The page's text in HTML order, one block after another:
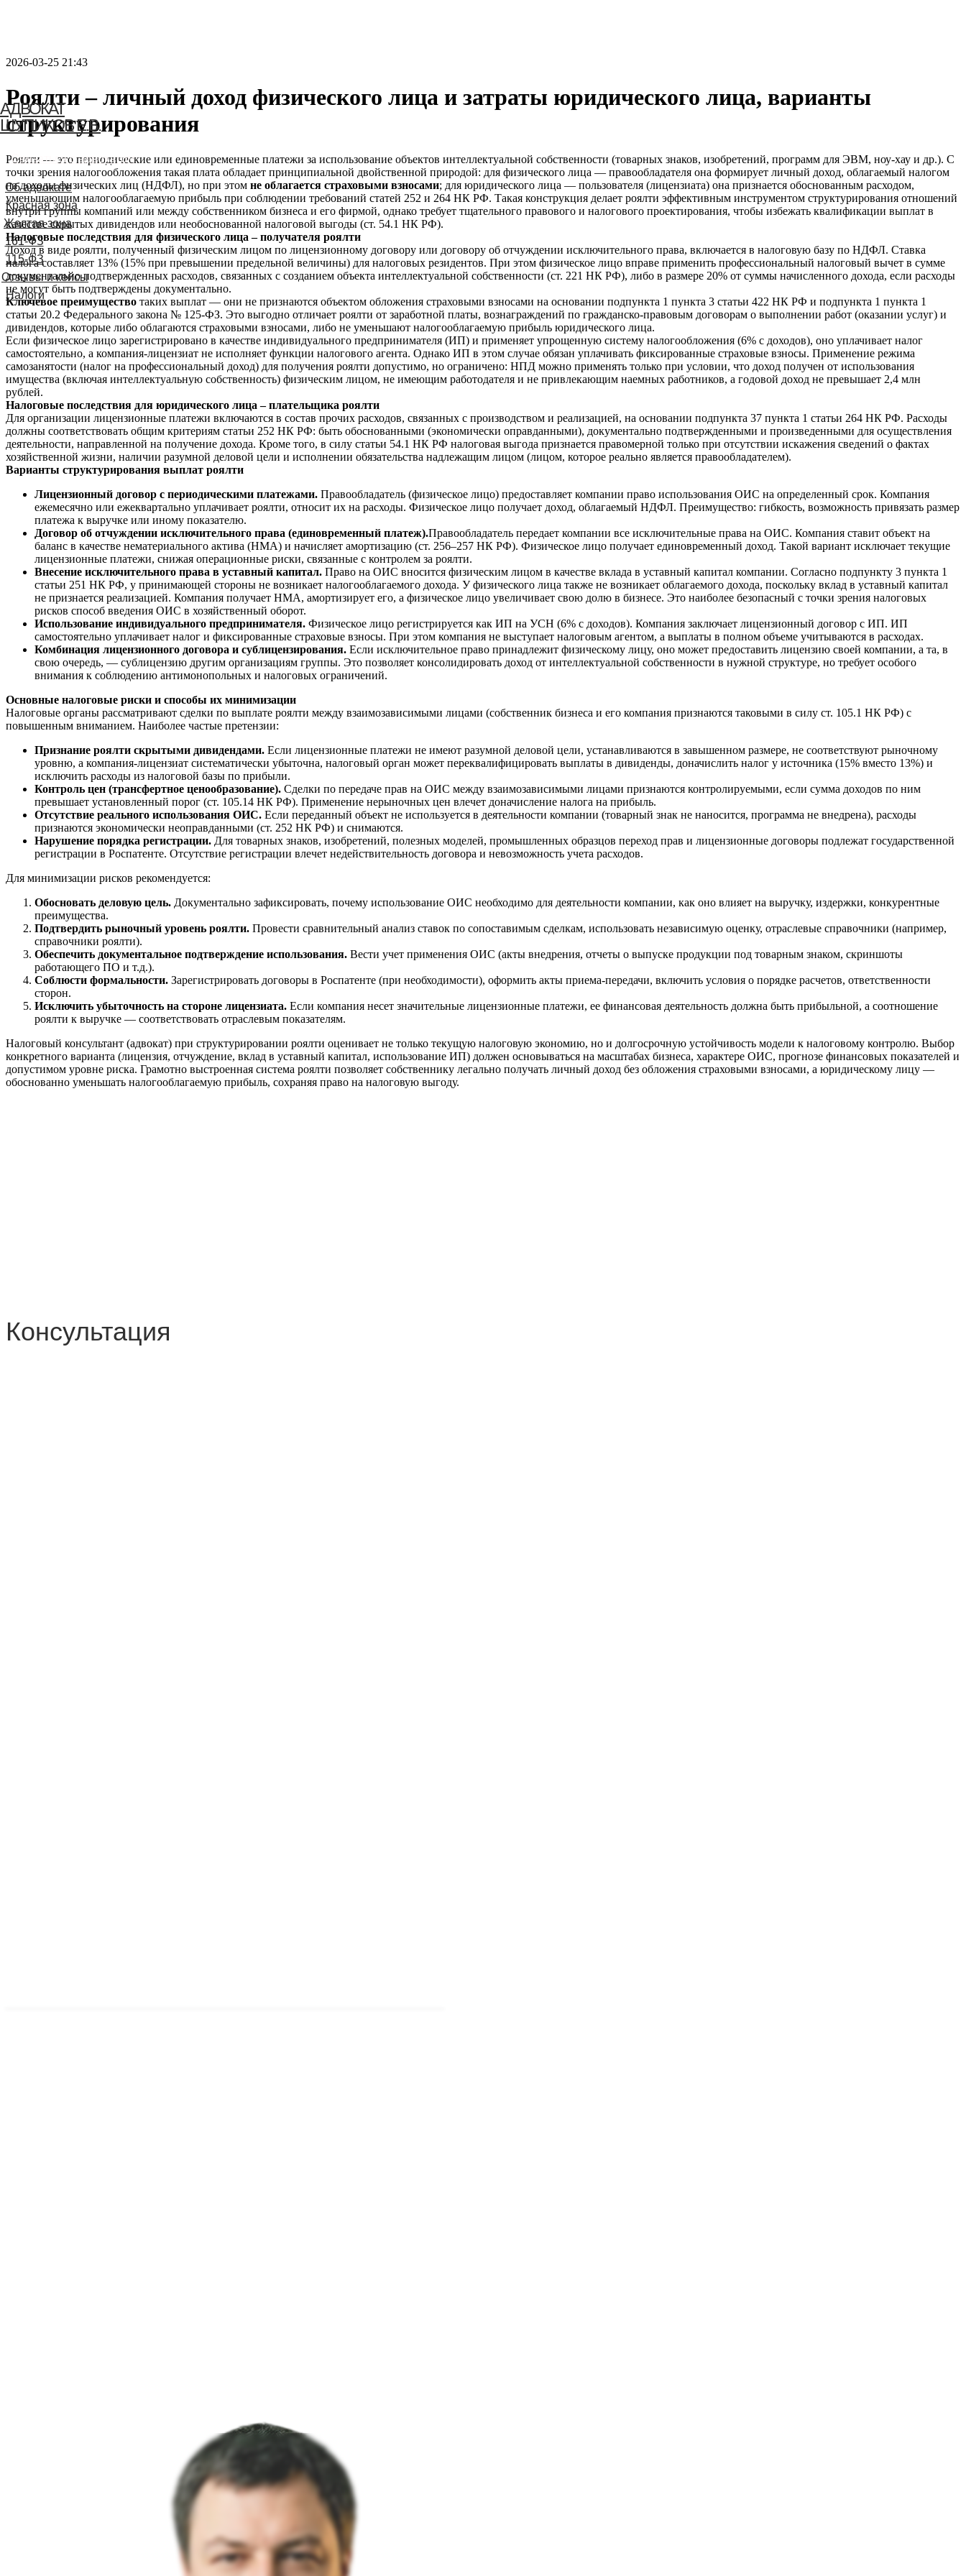
АДВОКАТ
ШУПИКОВ Е.В.
Связаться с адвокатом
Об адвокате
Красная зона
Желтая зона
161-ФЗ
115-ФЗ
Отзывы и кейсы
Налоги
2026-03-25 21:43
Роялти – личный доход физического лица и затраты юридического лица, варианты
структурирования
Роялти — это периодические или единовременные платежи за использование объектов интеллектуальной собственности (товарных знаков, изобретений, программ для ЭВМ, ноу-хау и др.). С
точки зрения налогообложения такая плата обладает принципиальной двойственной природой: для физического лица — правообладателя она формирует личный доход, облагаемый налогом
на доходы физических лиц (НДФЛ), но при этом не облагается страховыми взносами; для юридического лица — пользователя (лицензиата) она признается обоснованным расходом,
уменьшающим налогооблагаемую прибыль при соблюдении требований статей 252 и 264 НК РФ. Такая конструкция делает роялти эффективным инструментом структурирования отношений
внутри группы компаний или между собственником бизнеса и его фирмой, однако требует тщательного правового и налогового проектирования, чтобы избежать квалификации выплат в
качестве скрытых дивидендов или необоснованной налоговой выгоды (ст. 54.1 НК РФ).
Налоговые последствия для физического лица – получателя роялти
Доход в виде роялти, полученный физическим лицом по лицензионному договору или договору об отчуждении исключительного права, включается в налоговую базу по НДФЛ. Ставка
налога составляет 13% (15% при превышении предельной величины) для налоговых резидентов. При этом физическое лицо вправе применить профессиональный налоговый вычет в сумме
документально подтвержденных расходов, связанных с созданием объекта интеллектуальной собственности (ст. 221 НК РФ), либо в размере 20% от суммы начисленного дохода, если расходы
не могут быть подтверждены документально.
Ключевое преимущество таких выплат — они не признаются объектом обложения страховыми взносами на основании подпункта 1 пункта 3 статьи 422 НК РФ и подпункта 1 пункта 1
статьи 20.2 Федерального закона № 125-ФЗ. Это выгодно отличает роялти от заработной платы, вознаграждений по гражданско-правовым договорам о выполнении работ (оказании услуг) и
дивидендов, которые либо облагаются страховыми взносами, либо не уменьшают налогооблагаемую прибыль юридического лица.
Если физическое лицо зарегистрировано в качестве индивидуального предпринимателя (ИП) и применяет упрощенную систему налогообложения (6% с доходов), оно уплачивает налог
самостоятельно, а компания-лицензиат не исполняет функции налогового агента. Однако ИП в этом случае обязан уплачивать фиксированные страховые взносы. Применение режима
самозанятости (налог на профессиональный доход) для получения роялти допустимо, но ограничено: НПД можно применять только при условии, что доход получен от использования
имущества (включая интеллектуальную собственность) физическим лицом, не имеющим работодателя и не привлекающим наемных работников, а годовой доход не превышает 2,4 млн
рублей.
Налоговые последствия для юридического лица – плательщика роялти
Для организации лицензионные платежи включаются в состав прочих расходов, связанных с производством и реализацией, на основании подпункта 37 пункта 1 статьи 264 НК РФ. Расходы
должны соответствовать общим критериям статьи 252 НК РФ: быть обоснованными (экономически оправданными), документально подтвержденными и произведенными для осуществления
деятельности, направленной на получение дохода. Кроме того, в силу статьи 54.1 НК РФ налоговая выгода признается правомерной только при отсутствии искажения сведений о фактах
хозяйственной жизни, наличии разумной деловой цели и исполнении обязательства надлежащим лицом (лицом, которое реально является правообладателем).
Варианты структурирования выплат роялти
Лицензионный договор с периодическими платежами. Правообладатель (физическое лицо) предоставляет компании право использования ОИС на определенный срок. Компания
ежемесячно или ежеквартально уплачивает роялти, относит их на расходы. Физическое лицо получает доход, облагаемый НДФЛ. Преимущество: гибкость, возможность привязать размер
платежа к выручке или иному показателю.
Договор об отчуждении исключительного права (единовременный платеж).Правообладатель передает компании все исключительные права на ОИС. Компания ставит объект на
баланс в качестве нематериального актива (НМА) и начисляет амортизацию (ст. 256–257 НК РФ). Физическое лицо получает единовременный доход. Такой вариант исключает текущие
лицензионные платежи, снижая операционные риски, связанные с контролем за роялти.
Внесение исключительного права в уставный капитал. Право на ОИС вносится физическим лицом в качестве вклада в уставный капитал компании. Согласно подпункту 3 пункта 1
статьи 251 НК РФ, у принимающей стороны не возникает налогооблагаемого дохода. У физического лица также не возникает облагаемого дохода, поскольку вклад в уставный капитал
не признается реализацией. Компания получает НМА, амортизирует его, а физическое лицо увеличивает свою долю в бизнесе. Это наиболее безопасный с точки зрения налоговых
рисков способ введения ОИС в хозяйственный оборот.
Использование индивидуального предпринимателя. Физическое лицо регистрируется как ИП на УСН (6% с доходов). Компания заключает лицензионный договор с ИП. ИП
самостоятельно уплачивает налог и фиксированные страховые взносы. При этом компания не выступает налоговым агентом, а выплаты в полном объеме учитываются в расходах.
Комбинация лицензионного договора и сублицензирования. Если исключительное право принадлежит физическому лицу, оно может предоставить лицензию своей компании, а та, в
свою очередь, — сублицензию другим организациям группы. Это позволяет консолидировать доход от интеллектуальной собственности в нужной структуре, но требует особого
внимания к соблюдению антимонопольных и налоговых ограничений.
Основные налоговые риски и способы их минимизации
Налоговые органы рассматривают сделки по выплате роялти между взаимозависимыми лицами (собственник бизнеса и его компания признаются таковыми в силу ст. 105.1 НК РФ) с
повышенным вниманием. Наиболее частые претензии:
Признание роялти скрытыми дивидендами. Если лицензионные платежи не имеют разумной деловой цели, устанавливаются в завышенном размере, не соответствуют рыночному
уровню, а компания-лицензиат систематически убыточна, налоговый орган может переквалифицировать выплаты в дивиденды, доначислить налог у источника (15% вместо 13%) и
исключить расходы из налоговой базы по прибыли.
Контроль цен (трансфертное ценообразование). Сделки по передаче прав на ОИС между взаимозависимыми лицами признаются контролируемыми, если сумма доходов по ним
превышает установленный порог (ст. 105.14 НК РФ). Применение нерыночных цен влечет доначисление налога на прибыль.
Отсутствие реального использования ОИС. Если переданный объект не используется в деятельности компании (товарный знак не наносится, программа не внедрена), расходы
признаются экономически неоправданными (ст. 252 НК РФ) и снимаются.
Нарушение порядка регистрации. Для товарных знаков, изобретений, полезных моделей, промышленных образцов переход прав и лицензионные договоры подлежат государственной
регистрации в Роспатенте. Отсутствие регистрации влечет недействительность договора и невозможность учета расходов.
Для минимизации рисков рекомендуется:
Обосновать деловую цель. Документально зафиксировать, почему использование ОИС необходимо для деятельности компании, как оно влияет на выручку, издержки, конкурентные
преимущества.
Подтвердить рыночный уровень роялти. Провести сравнительный анализ ставок по сопоставимым сделкам, использовать независимую оценку, отраслевые справочники (например,
справочники роялти).
Обеспечить документальное подтверждение использования. Вести учет применения ОИС (акты внедрения, отчеты о выпуске продукции под товарным знаком, скриншоты
работающего ПО и т.д.).
Соблюсти формальности. Зарегистрировать договоры в Роспатенте (при необходимости), оформить акты приема-передачи, включить условия о порядке расчетов, ответственности
сторон.
Исключить убыточность на стороне лицензиата. Если компания несет значительные лицензионные платежи, ее финансовая деятельность должна быть прибыльной, а соотношение
роялти к выручке — соответствовать отраслевым показателям.
Налоговый консультант (адвокат) при структурировании роялти оценивает не только текущую налоговую экономию, но и долгосрочную устойчивость модели к налоговому контролю. Выбор
конкретного варианта (лицензия, отчуждение, вклад в уставный капитал, использование ИП) должен основываться на масштабах бизнеса, характере ОИС, прогнозе финансовых показателей и
допустимом уровне риска. Грамотно выстроенная система роялти позволяет собственнику легально получать личный доход без обложения страховыми взносами, а юридическому лицу —
обоснованно уменьшать налогооблагаемую прибыль, сохраняя право на налоговую выгоду.
Консультация